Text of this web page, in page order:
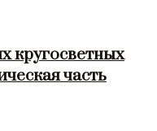
кругосветных
часть